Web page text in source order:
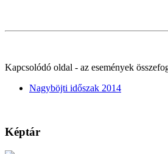
Kapcsolódó oldal - az események
Nagyböjti időszak 2014
Képtár